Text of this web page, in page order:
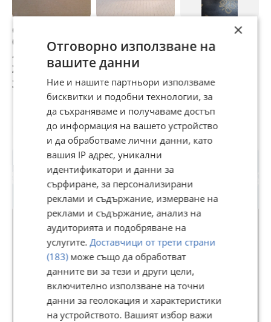
Стар голям
будилник
,часовник - ключ
ВИТЯЗ , СССР .
Работи
20 €
39,12 лв
седмичен
часовник
МОЛНИЯ - СССР .
19 €
37,16 лв
часовник
39,12 лв
Потребител
Premium
Йордан
633рейтинг
В Bazar.BG от 27 октомври 2016г.
Последно активен днес в 08:33 ч.
×
Отговорно използване на
вашите данни
Ние и нашите партньори използваме
бисквитки и подобни технологии, за
да съхраняваме и получаваме достъп
до информация на вашето устройство
и да обработваме лични данни, като
вашия IP адрес, уникални
идентификатори и данни за
сърфиране, за персонализирани
реклами и съдържание, измерване на
реклами и съдържание, анализ на
аудиторията и подобряване на
услугите. Доставчици от трети страни
(183)може също да обработват
данните ви за тези и други цели,
включително използване на точни
данни за геолокация и характеристики
на устройството. Вашият избор важи